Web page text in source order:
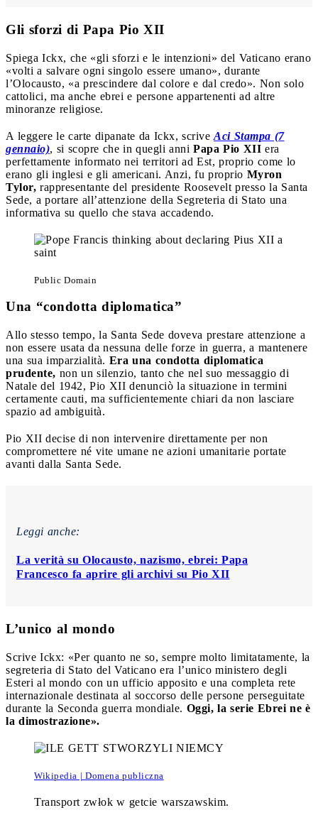
Gli sforzi di Papa Pio XII
Spiega Ickx, che «gli sforzi e le intenzioni» del Vaticano erano
«volti a salvare ogni singolo essere umano», durante
l’Olocausto, «a prescindere dal colore e dal credo». Non solo
cattolici, ma anche ebrei e persone appartenenti ad altre
minoranze religiose.
A leggere le carte dipanate da Ickx, scrive Aci Stampa (7
gennaio), si scopre che in quegli anni Papa Pio XII era
perfettamente informato nei territori ad Est, proprio come lo
erano gli inglesi e gli americani. Anzi, fu proprio Myron
Tylor, rappresentante del presidente Roosevelt presso la Santa
Sede, a portare all’attenzione della Segreteria di Stato una
informativa su quello che stava accadendo.
Public Domain
Una “condotta diplomatica”
Allo stesso tempo, la Santa Sede doveva prestare attenzione a
non essere usata da nessuna delle forze in guerra, a mantenere
una sua imparzialità. Era una condotta diplomatica
prudente, non un silenzio, tanto che nel suo messaggio di
Natale del 1942, Pio XII denunciò la situazione in termini
certamente cauti, ma sufficientemente chiari da non lasciare
spazio ad ambiguità.
Pio XII decise di non intervenire direttamente per non
compromettere né vite umane ne azioni umanitarie portate
avanti dalla Santa Sede.
Leggi anche:
La verità su Olocausto, nazismo, ebrei: Papa
Francesco fa aprire gli archivi su Pio XII
L’unico al mondo
Scrive Ickx: «Per quanto ne so, sempre molto limitatamente, la
segreteria di Stato del Vaticano era l’unico ministero degli
Esteri al mondo con un ufficio apposito e una completa rete
internazionale destinata al soccorso delle persone perseguitate
durante la Seconda guerra mondiale. Oggi, la serie Ebrei ne è
la dimostrazione».
Wikipedia | Domena publiczna
Transport zwłok w getcie warszawskim.